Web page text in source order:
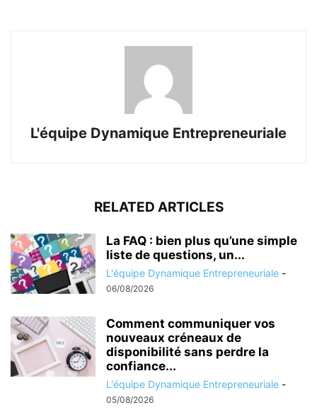
L'équipe Dynamique Entrepreneuriale
RELATED ARTICLES
La FAQ : bien plus qu’une simple
liste de questions, un...
L'équipe Dynamique Entrepreneuriale -
06/08/2026
Comment communiquer vos
nouveaux créneaux de
disponibilité sans perdre la
confiance...
L'équipe Dynamique Entrepreneuriale -
05/08/2026